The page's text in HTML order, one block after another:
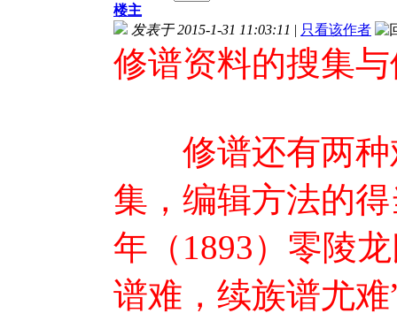
楼主
发表于 2015-1-31 11:03:11 | 只看该作者
修谱资料的搜集
修谱还有两种
集，编辑方法的
年（1893）零陵
谱难，续族谱尤难